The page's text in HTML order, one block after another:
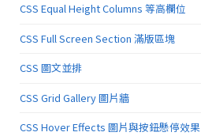
CSS Equal Height Columns 等高欄位
CSS Full Screen Section 滿版區塊
CSS 圖文並排
CSS Grid Gallery 圖片牆
CSS Hover Effects 圖片與按鈕懸停效果